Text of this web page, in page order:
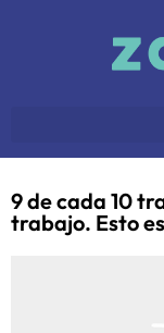
9 de cada 10
trabajo. Esto